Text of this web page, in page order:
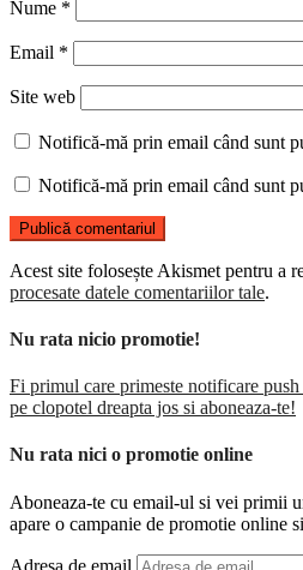
Nume *
Email *
Site web
Notifică-mă prin email când sunt
Notifică-mă prin email când sunt
Acest site folosește Akismet pentru a
procesate datele comentariilor tale.
Nu rata nicio promotie!
Fi primul care primeste notificare
pe clopotel dreapta jos si aboneaza-te!
Nu rata nici o promotie online
Aboneaza-te cu email-ul si vei primii
apare o campanie de promotie online
Adresa de email